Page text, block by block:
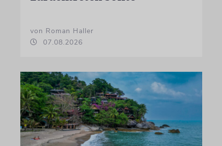
von Roman Haller
07.08.2026